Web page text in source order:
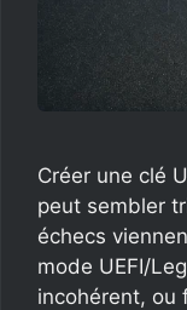
Créer une clé
peut sembler
échecs
mode UEFI/
incohérent, ou